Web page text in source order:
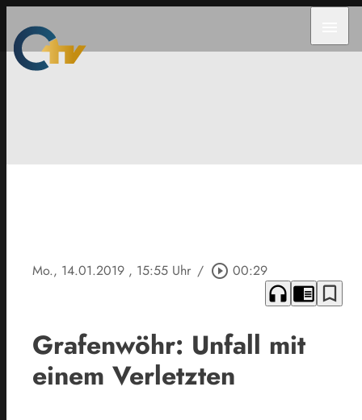
Mo., 14.01.2019 , 15:55 Uhr / play_circle_outline 00:29
headphones chrome_reader_mode bookmark_border
Grafenwöhr: Unfall mit
einem Verletzten